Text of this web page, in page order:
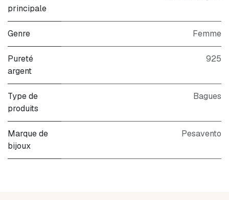
principale
Genre Femme
Pureté
argent
925
Type de
produits
Bagues
Marque de
bijoux
Pesavento